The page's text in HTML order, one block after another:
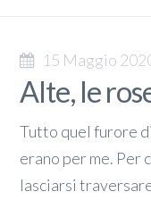
15 Maggio
Alte, le
Tutto quel furore
erano per me. Per
lasciarsi